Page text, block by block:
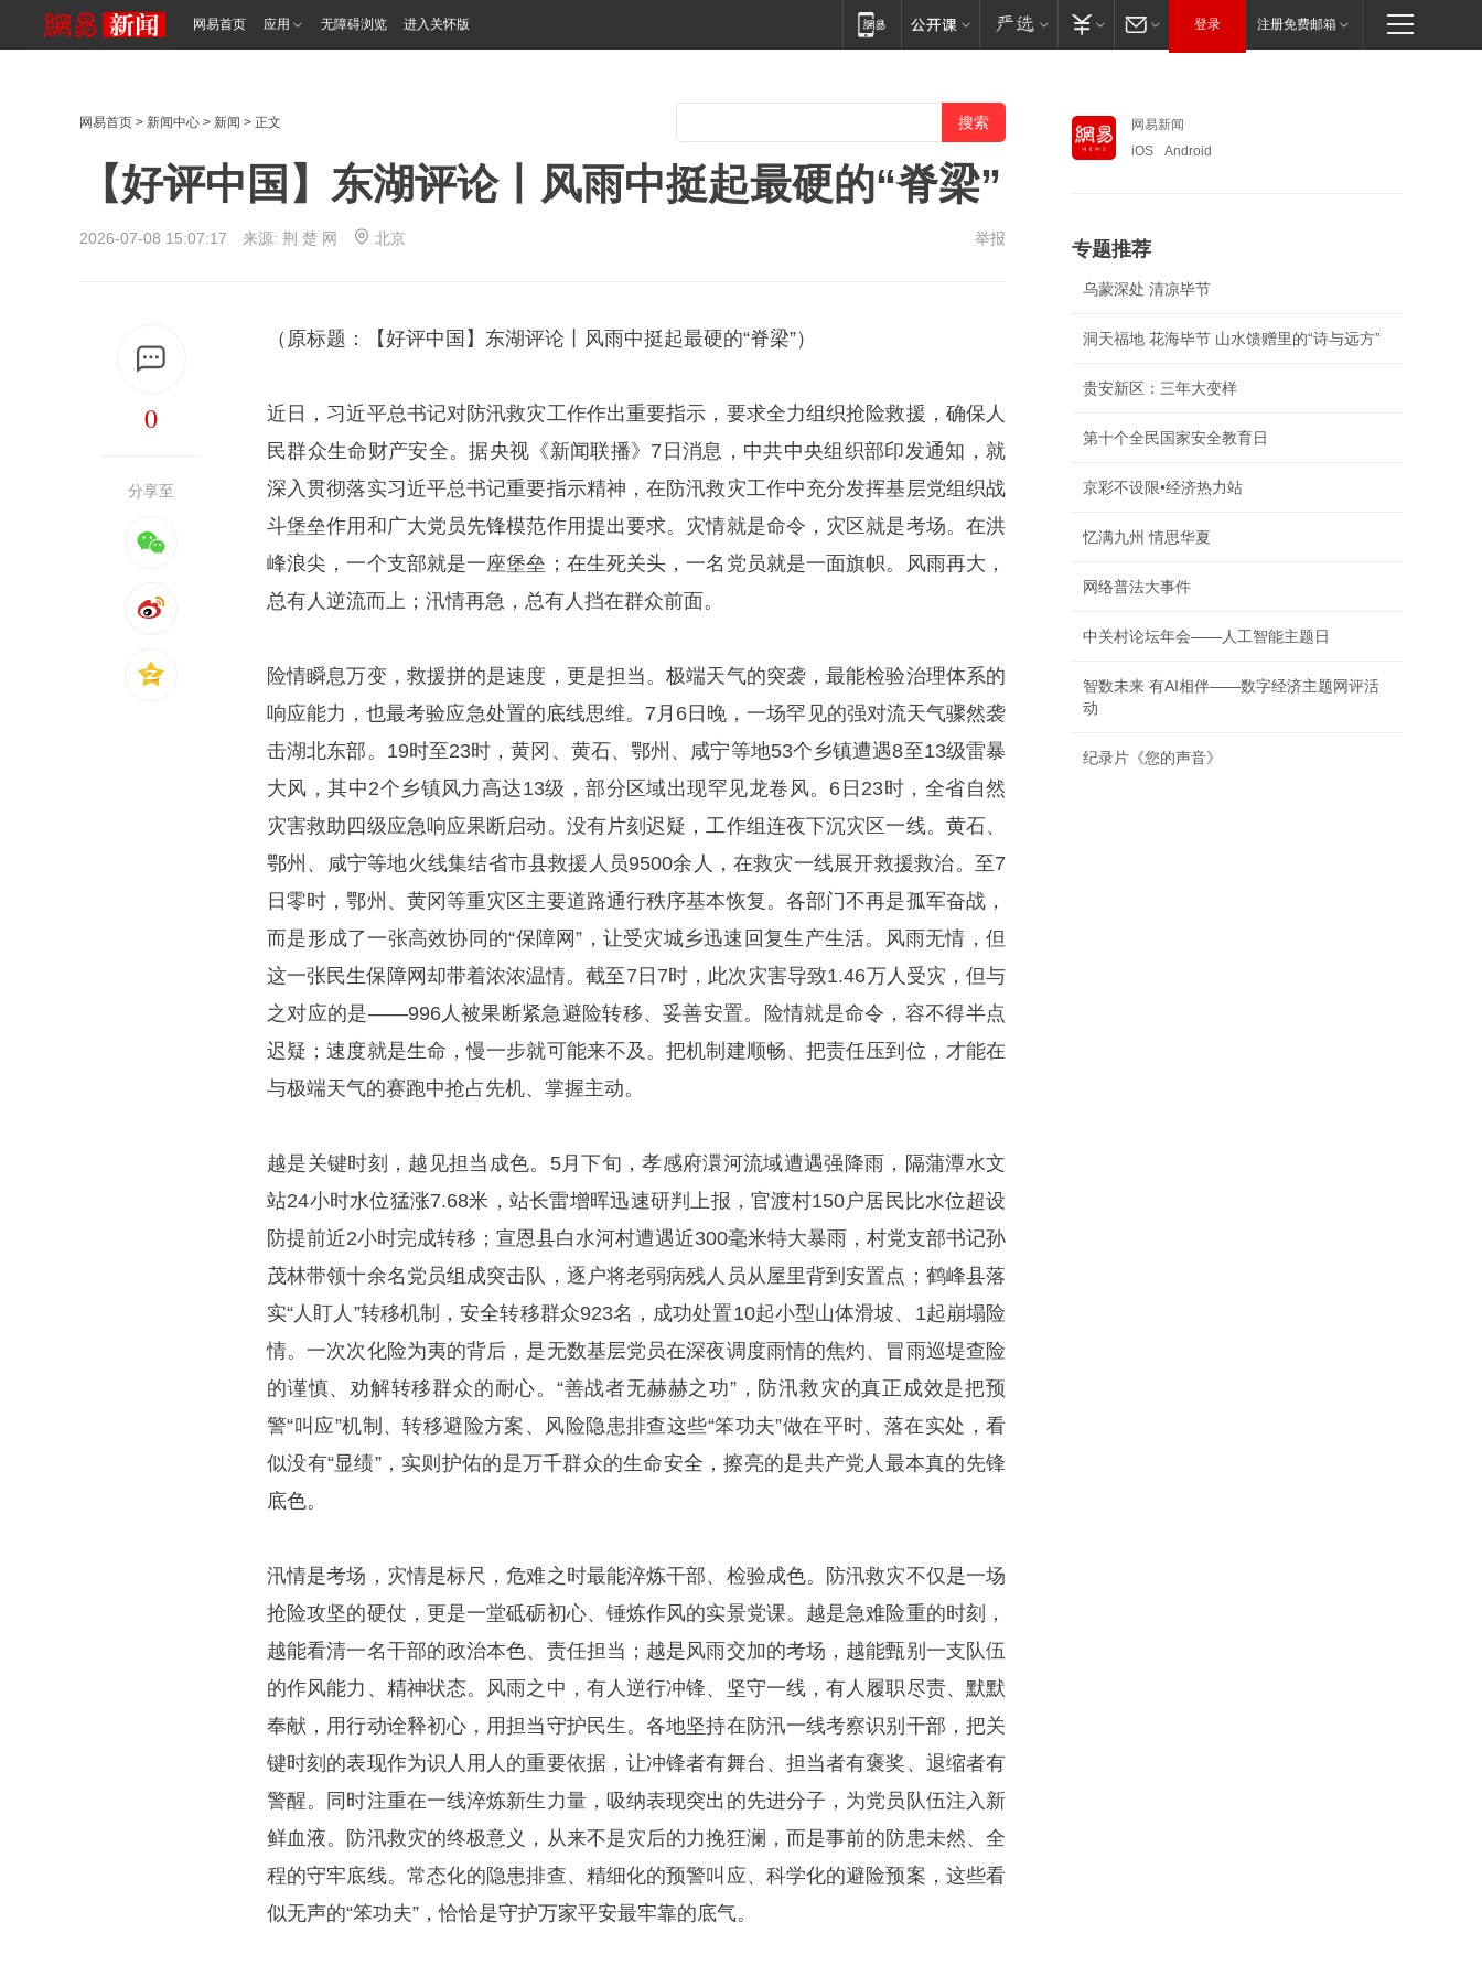
网易首页 应用 无障碍浏览 进入关怀版 登录 注册免费邮箱
网易首页 > 新闻中心 > 新闻 > 正文
【好评中国】东湖评论丨风雨中挺起最硬的“脊梁”
2026-07-08 15:07:17 来源: 荆 楚 网 北京 举报
0
分享至
（原标题：【好评中国】东湖评论丨风雨中挺起最硬的“脊梁”）
近日，习近平总书记对防汛救灾工作作出重要指示，要求全力组织抢险救援，确保人
民群众生命财产安全。据央视《新闻联播》7日消息，中共中央组织部印发通知，就
深入贯彻落实习近平总书记重要指示精神，在防汛救灾工作中充分发挥基层党组织战
斗堡垒作用和广大党员先锋模范作用提出要求。灾情就是命令，灾区就是考场。在洪
峰浪尖，一个支部就是一座堡垒；在生死关头，一名党员就是一面旗帜。风雨再大，
总有人逆流而上；汛情再急，总有人挡在群众前面。
险情瞬息万变，救援拼的是速度，更是担当。极端天气的突袭，最能检验治理体系的
响应能力，也最考验应急处置的底线思维。7月6日晚，一场罕见的强对流天气骤然袭
击湖北东部。19时至23时，黄冈、黄石、鄂州、咸宁等地53个乡镇遭遇8至13级雷暴
大风，其中2个乡镇风力高达13级，部分区域出现罕见龙卷风。6日23时，全省自然
灾害救助四级应急响应果断启动。没有片刻迟疑，工作组连夜下沉灾区一线。黄石、
鄂州、咸宁等地火线集结省市县救援人员9500余人，在救灾一线展开救援救治。至7
日零时，鄂州、黄冈等重灾区主要道路通行秩序基本恢复。各部门不再是孤军奋战，
而是形成了一张高效协同的“保障网”，让受灾城乡迅速回复生产生活。风雨无情，但
这一张民生保障网却带着浓浓温情。截至7日7时，此次灾害导致1.46万人受灾，但与
之对应的是——996人被果断紧急避险转移、妥善安置。险情就是命令，容不得半点
迟疑；速度就是生命，慢一步就可能来不及。把机制建顺畅、把责任压到位，才能在
与极端天气的赛跑中抢占先机、掌握主动。
越是关键时刻，越见担当成色。5月下旬，孝感府澴河流域遭遇强降雨，隔蒲潭水文
站24小时水位猛涨7.68米，站长雷增晖迅速研判上报，官渡村150户居民比水位超设
防提前近2小时完成转移；宣恩县白水河村遭遇近300毫米特大暴雨，村党支部书记孙
茂林带领十余名党员组成突击队，逐户将老弱病残人员从屋里背到安置点；鹤峰县落
实“人盯人”转移机制，安全转移群众923名，成功处置10起小型山体滑坡、1起崩塌险
情。一次次化险为夷的背后，是无数基层党员在深夜调度雨情的焦灼、冒雨巡堤查险
的谨慎、劝解转移群众的耐心。“善战者无赫赫之功”，防汛救灾的真正成效是把预
警“叫应”机制、转移避险方案、风险隐患排查这些“笨功夫”做在平时、落在实处，看
似没有“显绩”，实则护佑的是万千群众的生命安全，擦亮的是共产党人最本真的先锋
底色。
汛情是考场，灾情是标尺，危难之时最能淬炼干部、检验成色。防汛救灾不仅是一场
抢险攻坚的硬仗，更是一堂砥砺初心、锤炼作风的实景党课。越是急难险重的时刻，
越能看清一名干部的政治本色、责任担当；越是风雨交加的考场，越能甄别一支队伍
的作风能力、精神状态。风雨之中，有人逆行冲锋、坚守一线，有人履职尽责、默默
奉献，用行动诠释初心，用担当守护民生。各地坚持在防汛一线考察识别干部，把关
键时刻的表现作为识人用人的重要依据，让冲锋者有舞台、担当者有褒奖、退缩者有
警醒。同时注重在一线淬炼新生力量，吸纳表现突出的先进分子，为党员队伍注入新
鲜血液。防汛救灾的终极意义，从来不是灾后的力挽狂澜，而是事前的防患未然、全
程的守牢底线。常态化的隐患排查、精细化的预警叫应、科学化的避险预案，这些看
似无声的“笨功夫”，恰恰是守护万家平安最牢靠的底气。
网易新闻
iOS
Android
专题推荐
乌蒙深处 清凉毕节
洞天福地 花海毕节 山水馈赠里的“诗与远方”
贵安新区：三年大变样
第十个全民国家安全教育日
京彩不设限•经济热力站
忆满九州 情思华夏
网络普法大事件
中关村论坛年会——人工智能主题日
智数未来 有AI相伴——数字经济主题网评活
动
纪录片《您的声音》